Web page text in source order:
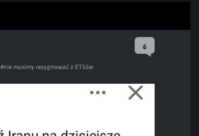
6
#nie musimy rezygnować z ETSów